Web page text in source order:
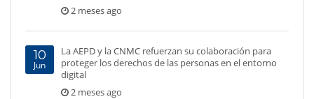
2 meses ago
10
Jun
La AEPD y la CNMC refuerzan su colaboración para
proteger los derechos de las personas en el entorno
digital
2 meses ago